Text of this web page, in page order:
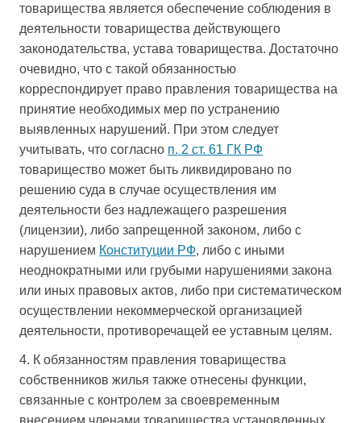
товарищества является обеспечение соблюдения в
деятельности товарищества действующего
законодательства, устава товарищества. Достаточно
очевидно, что с такой обязанностью
корреспондирует право правления товарищества на
принятие необходимых мер по устранению
выявленных нарушений. При этом следует
учитывать, что согласно п. 2 ст. 61 ГК РФ
товарищество может быть ликвидировано по
решению суда в случае осуществления им
деятельности без надлежащего разрешения
(лицензии), либо запрещенной законом, либо с
нарушением Конституции РФ, либо с иными
неоднократными или грубыми нарушениями закона
или иных правовых актов, либо при систематическом
осуществлении некоммерческой организацией
деятельности, противоречащей ее уставным целям.
4. К обязанностям правления товарищества
собственников жилья также отнесены функции,
связанные с контролем за своевременным
внесением членами товарищества установленных